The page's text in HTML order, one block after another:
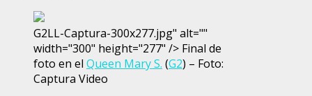
G2LL-Captura-300x277.jpg" alt=""
width="300" height="277" /> Final de
foto en el Queen Mary S. (G2) – Foto:
Captura Video